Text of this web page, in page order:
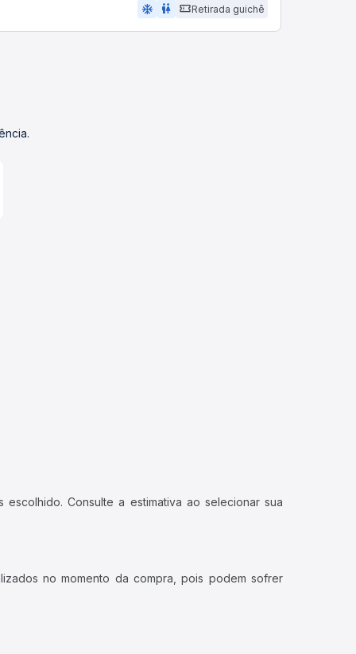
ac_unit wc Retirada guichê
Consulte a estimativa ao selecionar sua
no momento da compra, pois podem sofrer